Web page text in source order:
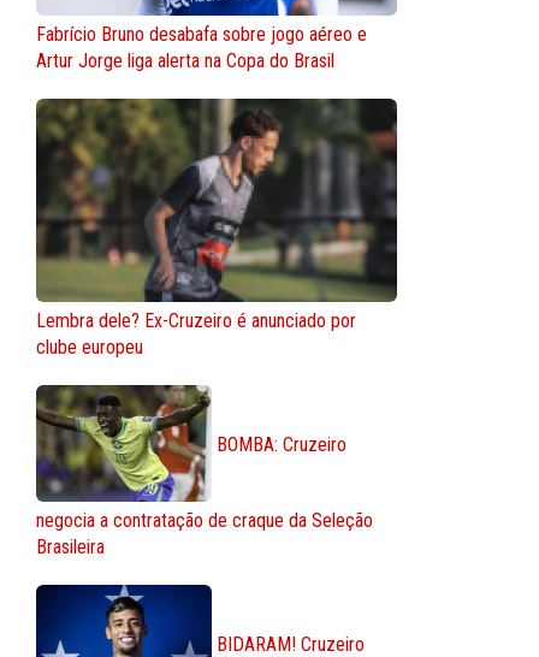
Fabrício Bruno desabafa sobre jogo aéreo e
Artur Jorge liga alerta na Copa do Brasil
Lembra dele? Ex-Cruzeiro é anunciado por
clube europeu
BOMBA: Cruzeiro
negocia a contratação de craque da Seleção
Brasileira
BIDARAM! Cruzeiro